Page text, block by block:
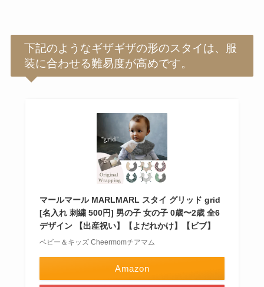
下記のようなギザギザの形のスタイは、服
装に合わせる難易度が高めです。
マールマール MARLMARL スタイ グリッド grid
[名入れ 刺繍 500円] 男の子 女の子 0歳〜2歳 全6
デザイン 【出産祝い】【よだれかけ】【ビブ】
ベビー＆キッズ Cheermomチアマム
Amazon